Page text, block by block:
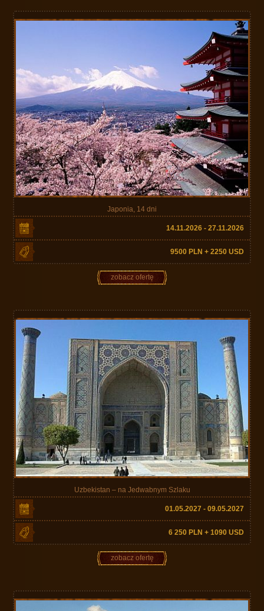
Japonia, 14 dni
14.11.2026 - 27.11.2026
9500 PLN + 2250 USD
zobacz ofertę
Uzbekistan – na Jedwabnym Szlaku
01.05.2027 - 09.05.2027
6 250 PLN + 1090 USD
zobacz ofertę